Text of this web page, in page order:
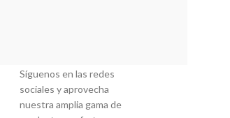
Síguenos en las redes
sociales y aprovecha
nuestra amplia gama de